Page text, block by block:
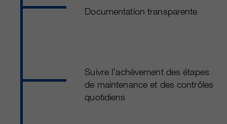
Documentation transparente
Suivre l'achèvement des étapes
de maintenance et des contrôles
quotidiens